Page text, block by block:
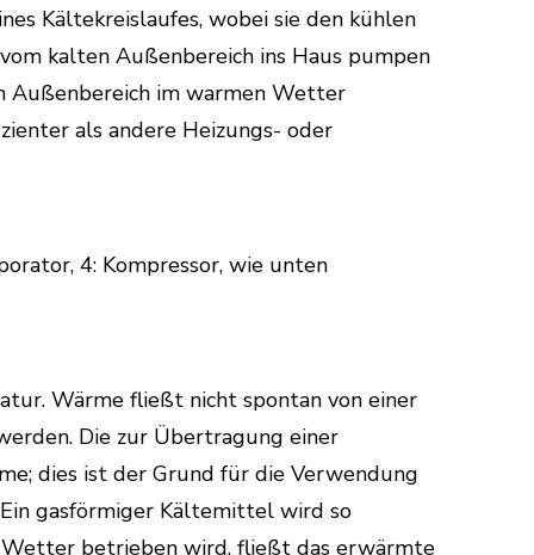
Kältekreislaufes, wobei sie den kühlen
kalten Außenbereich ins Haus pumpen
Außenbereich im warmen Wetter
als andere Heizungs- oder
4: Kompressor, wie unten
Wärme fließt nicht spontan von einer
Die zur Übertragung einer
dies ist der Grund für die Verwendung
gasförmiger Kältemittel wird so
Wetter betrieben wird, fließt das erwärmte